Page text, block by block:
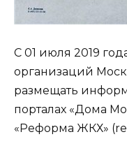
С 01 июля 2019
организаций
размещать
порталах «Дома
«Реформа ЖКХ»